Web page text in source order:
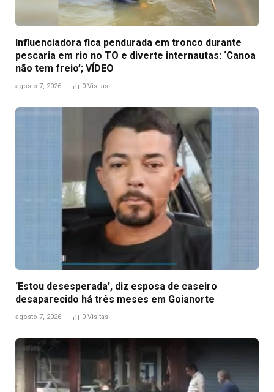
Influenciadora fica pendurada em tronco durante
pescaria em rio no TO e diverte internautas: ‘Canoa
não tem freio’; VÍDEO
agosto 7, 2026 0 Visitas
‘Estou desesperada’, diz esposa de caseiro
desaparecido há três meses em Goianorte
agosto 7, 2026 0 Visitas